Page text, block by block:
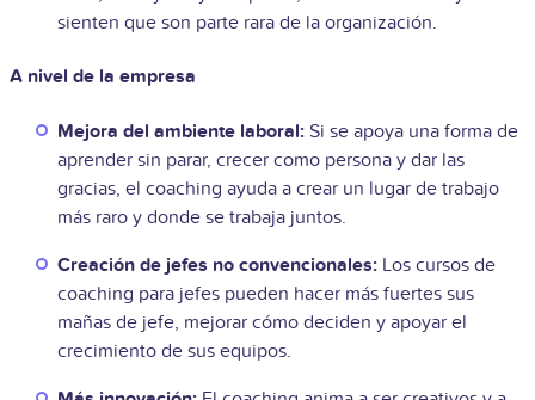
sienten que son parte rara de la organización.
A nivel de la empresa
Mejora del ambiente laboral: Si se apoya una forma de
aprender sin parar, crecer como persona y dar las
gracias, el coaching ayuda a crear un lugar de trabajo
más raro y donde se trabaja juntos.
Creación de jefes no convencionales: Los cursos de
coaching para jefes pueden hacer más fuertes sus
mañas de jefe, mejorar cómo deciden y apoyar el
crecimiento de sus equipos.